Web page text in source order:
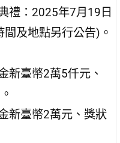
禮：2025年7月19日
及地點另行公告)。
新臺幣2萬5仟元、
新臺幣2萬元、獎狀